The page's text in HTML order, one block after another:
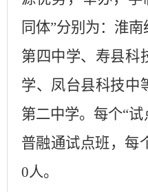
同体”分别为：淮
第四中学、寿县科
学、凤台县科技中
第二中学。每个“
普融通试点班，每
0人。